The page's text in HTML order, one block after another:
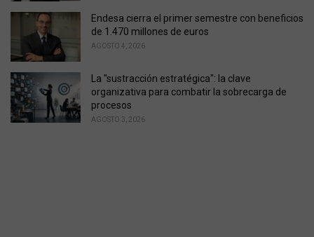
Endesa cierra el primer semestre con beneficios
de 1.470 millones de euros
AGOSTO 4, 2026
La "sustracción estratégica": la clave
organizativa para combatir la sobrecarga de
procesos
AGOSTO 3, 2026